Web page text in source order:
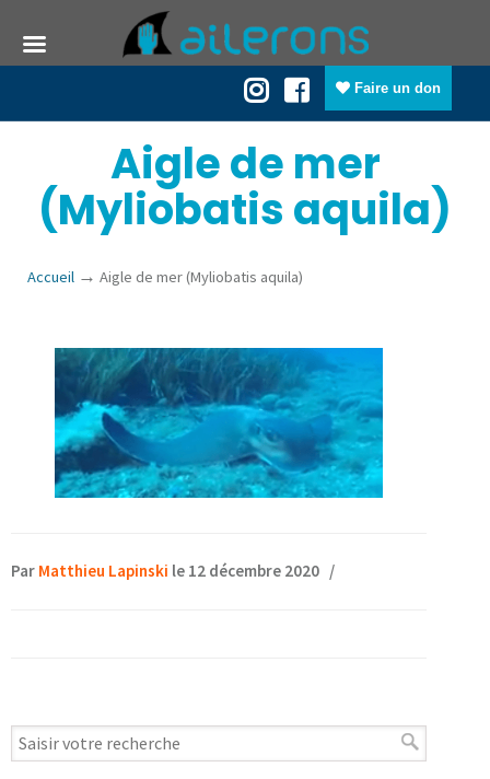
Faire un don
Aigle de mer
(Myliobatis aquila)
Accueil → Aigle de mer (Myliobatis aquila)
Par Matthieu Lapinski le 12 décembre 2020 /